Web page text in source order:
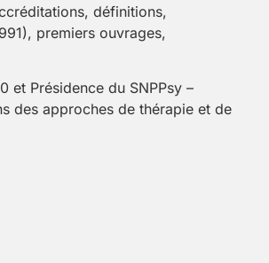
définitions,
premiers ouvrages,
et Présidence du SNPPsy –
des approches de thérapie et de